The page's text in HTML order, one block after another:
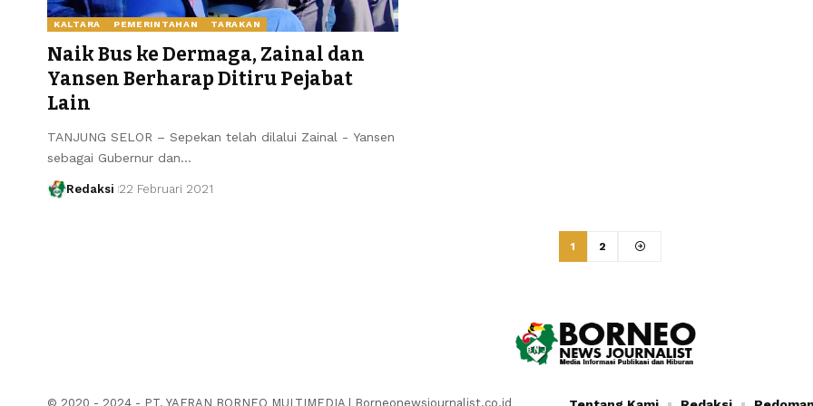
KALTARA PEMERINTAHAN TARAKAN
Naik Bus ke Dermaga, Zainal dan
Yansen Berharap Ditiru Pejabat
Lain
TANJUNG SELOR – Sepekan telah dilalui Zainal - Yansen
sebagai Gubernur dan…
Redaksi 22 Februari 2021
1 2
© 2020 - 2024 - PT. YAFRAN BORNEO MULTIMEDIA | Borneonewsjournalist.co.id